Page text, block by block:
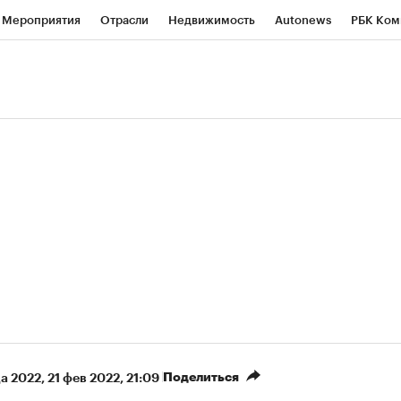
Мероприятия Отрасли Недвижимость Autonews РБК
2022⁠, 21 фев 2022, 21:09 Поделиться